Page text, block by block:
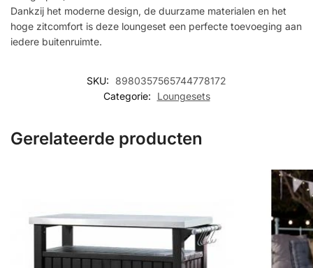
Dankzij het moderne design, de duurzame materialen en het
hoge zitcomfort is deze loungeset een perfecte toevoeging aan
iedere buitenruimte.
SKU:
8980357565744778172
Categorie:
Loungesets
Gerelateerde producten